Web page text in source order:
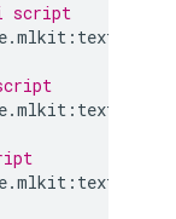
script
.mlkit : text
.mlkit : text
.mlkit : text